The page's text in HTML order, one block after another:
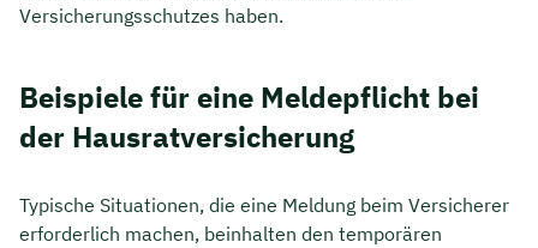
Versicherungsschutzes haben.
Beispiele für eine Meldepflicht bei
der Hausratversicherung
Typische Situationen, die eine Meldung beim Versicherer
erforderlich machen, beinhalten den temporären